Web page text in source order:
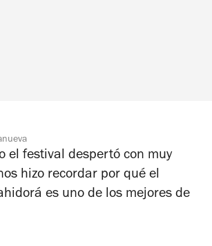
el festival despertó con muy
hizo recordar por qué el
es uno de los mejores de